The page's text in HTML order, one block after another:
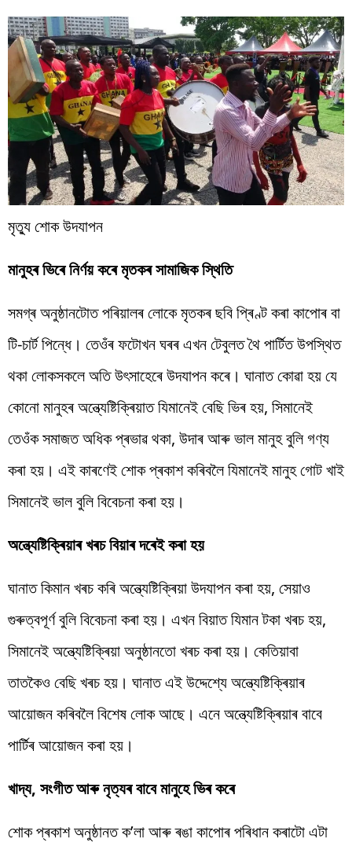
মৃত্যু শোক উদযাপন
মানুহৰ ভিৰে নিৰ্ণয় কৰে মৃতকৰ সামাজিক স্থিতি
সমগ্ৰ অনুষ্ঠানটোত পৰিয়ালৰ লোকে মৃতকৰ ছবি প্ৰিণ্ট কৰা কাপোৰ বা
টি-চাৰ্ট পিন্ধে। তেওঁৰ ফটোখন ঘৰৰ এখন টেবুলত থৈ পাৰ্টিত উপস্থিত
থকা লোকসকলে অতি উৎসাহেৰে উদযাপন কৰে। ঘানাত কোৱা হয় যে
কোনো মানুহৰ অন্ত্যেষ্টিক্ৰিয়াত যিমানেই বেছি ভিৰ হয়, সিমানেই
তেওঁক সমাজত অধিক প্ৰভাৱ থকা, উদাৰ আৰু ভাল মানুহ বুলি গণ্য
কৰা হয়। এই কাৰণেই শোক প্ৰকাশ কৰিবলৈ যিমানেই মানুহ গোট খাই
সিমানেই ভাল বুলি বিবেচনা কৰা হয়।
অন্ত্যেষ্টিক্ৰিয়াৰ খৰচ বিয়াৰ দৰেই কৰা হয়
ঘানাত কিমান খৰচ কৰি অন্ত্যেষ্টিক্ৰিয়া উদযাপন কৰা হয়, সেয়াও
গুৰুত্বপূৰ্ণ বুলি বিবেচনা কৰা হয়। এখন বিয়াত যিমান টকা খৰচ হয়,
সিমানেই অন্ত্যেষ্টিক্ৰিয়া অনুষ্ঠানতো খৰচ কৰা হয়। কেতিয়াবা
তাতকৈও বেছি খৰচ হয়। ঘানাত এই উদ্দেশ্যে অন্ত্যেষ্টিক্ৰিয়াৰ
আয়োজন কৰিবলৈ বিশেষ লোক আছে। এনে অন্ত্যেষ্টিক্ৰিয়াৰ বাবে
পাৰ্টিৰ আয়োজন কৰা হয়।
খাদ্য, সংগীত আৰু নৃত্যৰ বাবে মানুহে ভিৰ কৰে
শোক প্ৰকাশ অনুষ্ঠানত ক’লা আৰু ৰঙা কাপোৰ পৰিধান কৰাটো এটা